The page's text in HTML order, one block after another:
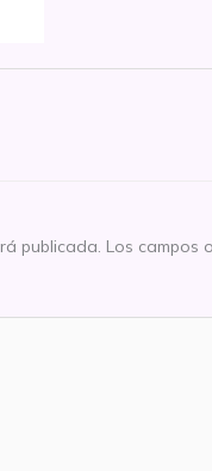
publicada. Los campos